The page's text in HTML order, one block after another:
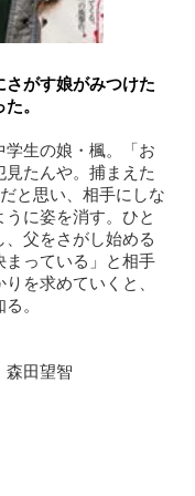
がす娘がみつけた
。
学生の娘・楓。「お
たんや。捕まえた
と思い、相手にしな
に姿を消す。ひと
、父をさがし始める
まっている」と相手
を求めていくと、
。
森田望智